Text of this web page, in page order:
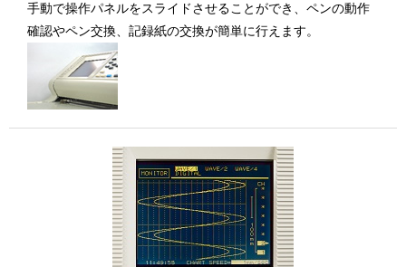
手動で操作パネルをスライドさせることができ、ペンの動作
確認やペン交換、記録紙の交換が簡単に行えます。